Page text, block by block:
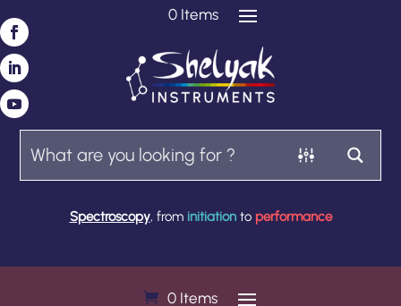
0 Items
Spectroscopy, from initiationto performance
0 Items